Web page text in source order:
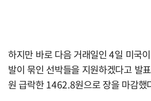
하지만 바로 다음 거래일인 4일 미국
발이 묶인 선박들을 지원하겠다고 발
원 급락한 1462.8원으로 장을 마감했